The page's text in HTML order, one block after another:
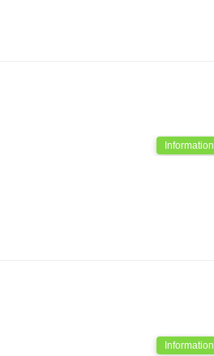
Information
Information